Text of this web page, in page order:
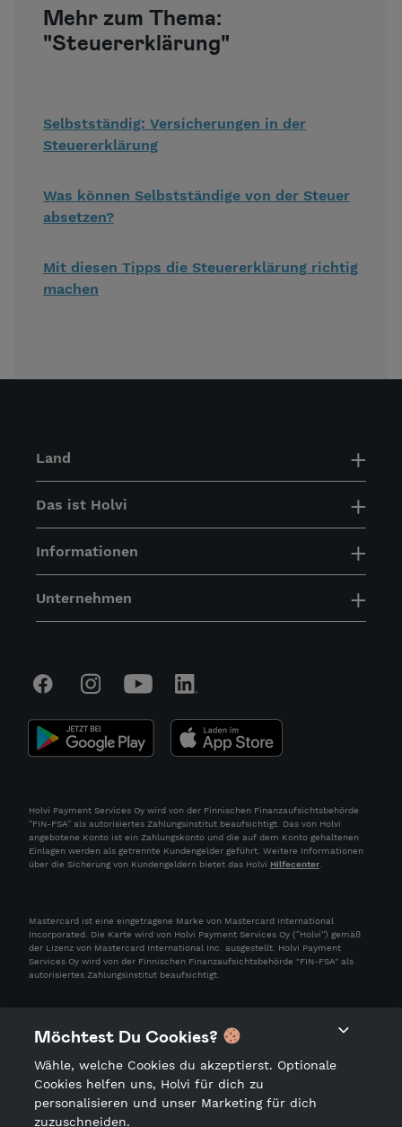
Mehr zum Thema:
"Steuererklärung"
Selbstständig: Versicherungen in der
Steuererklärung
Was können Selbstständige von der Steuer
absetzen?
Mit diesen Tipps die Steuererklärung richtig
machen
Land
Das ist Holvi
Informationen
Unternehmen
Holvi Payment Services Oy wird von der Finnischen Finanzaufsichtsbehörde
“FIN-FSA” als autorisiertes Zahlungsinstitut beaufsichtigt. Das von Holvi
angebotene Konto ist ein Zahlungskonto und die auf dem Konto gehaltenen
Einlagen werden als getrennte Kundengelder geführt. Weitere Informationen
über die Sicherung von Kundengeldern bietet das Holvi Hilfecenter
Mastercard ist eine eingetragene Marke von Mastercard International
Incorporated. Die Karte wird von Holvi Payment Services Oy (“Holvi”) gemäß
der Lizenz von Mastercard International Inc. ausgestellt. Holvi Payment
Services Oy wird von der Finnischen Finanzaufsichtsbehörde "FIN-FSA" als
autorisiertes Zahlungsinstitut beaufsichtigt.
Möchtest Du Cookies?
Wähle, welche Cookies du akzeptierst. Optionale
Cookies helfen uns, Holvi für dich zu
personalisieren und unser Marketing für dich
zuzuschneiden.